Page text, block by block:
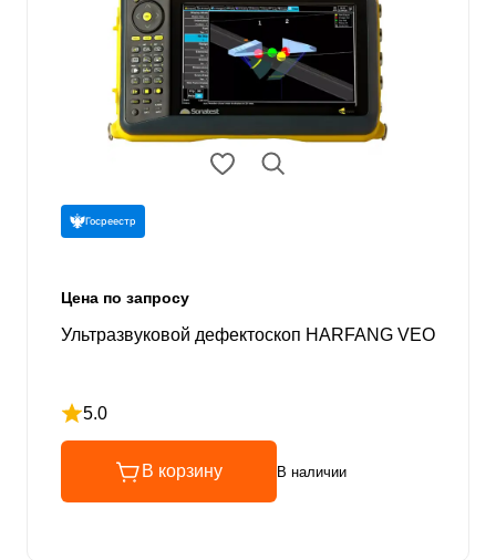
Госреестр
Цена по запросу
Ультразвуковой дефектоскоп HARFANG VEO
5.0
Рейтинг 5 из 5
В корзину В наличии